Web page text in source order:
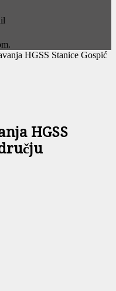
HGSS Stanice Gospić
HGSS